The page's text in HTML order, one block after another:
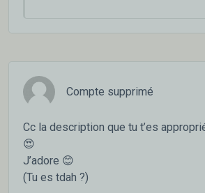
Compte supprimé
Cc la description que tu t’es
😍
J’adore 😊
(Tu es tdah ?)